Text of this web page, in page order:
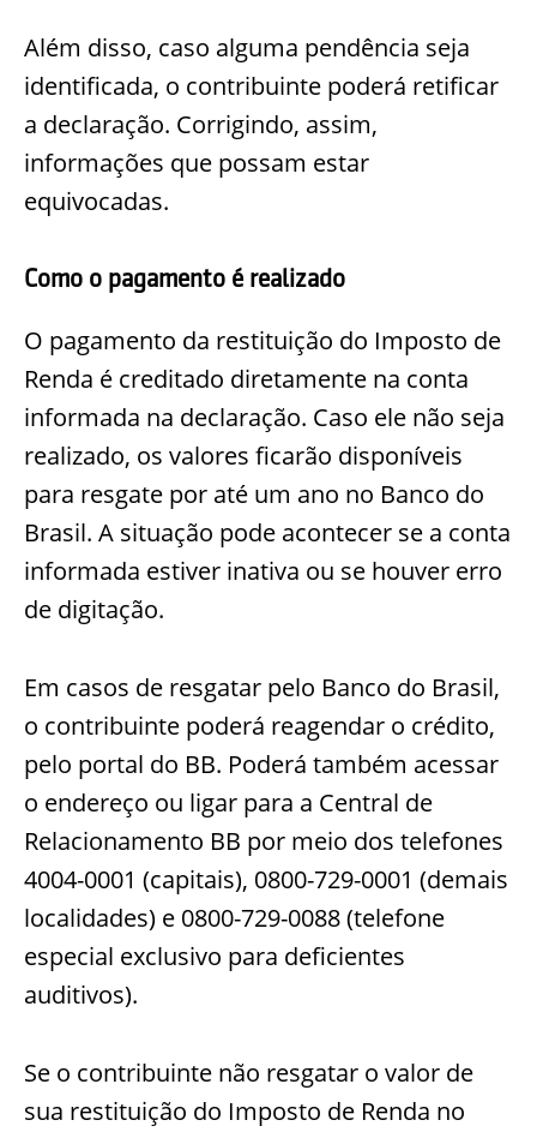
Além disso, caso alguma pendência seja
identificada, o contribuinte poderá retificar
a declaração. Corrigindo, assim,
informações que possam estar
equivocadas.
Como o pagamento é realizado
O pagamento da restituição do Imposto de
Renda é creditado diretamente na conta
informada na declaração. Caso ele não seja
realizado, os valores ficarão disponíveis
para resgate por até um ano no Banco do
Brasil. A situação pode acontecer se a conta
informada estiver inativa ou se houver erro
de digitação.
Em casos de resgatar pelo Banco do Brasil,
o contribuinte poderá reagendar o crédito,
pelo portal do BB. Poderá também acessar
o endereço ou ligar para a Central de
Relacionamento BB por meio dos telefones
4004-0001 (capitais), 0800-729-0001 (demais
localidades) e 0800-729-0088 (telefone
especial exclusivo para deficientes
auditivos).
Se o contribuinte não resgatar o valor de
sua restituição do Imposto de Renda no